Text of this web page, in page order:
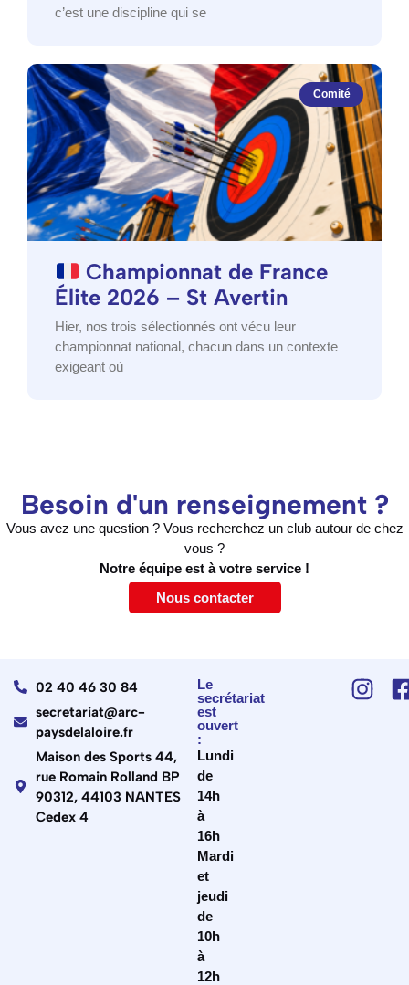
c’est une discipline qui se
Comité
Championnat de France
Élite 2026 – St Avertin
Hier, nos trois sélectionnés ont vécu leur
championnat national, chacun dans un contexte
exigeant où
Besoin d'un renseignement ?
Vous avez une question ? Vous recherchez un club autour de chez
vous ?
Notre équipe est à votre service !
Nous contacter
02 40 46 30 84
secretariat@arc-
paysdelaloire.fr
Maison des Sports 44,
rue Romain Rolland BP
90312, 44103 NANTES
Cedex 4
Le
secrétariat
est
ouvert
:
Lundi
de
14h
à
16h
Mardi
et
jeudi
de
10h
à
12h